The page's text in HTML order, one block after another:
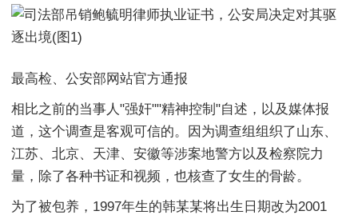
最高检、公安部网站官方通报
相比之前的当事人"强奸""精神控制"自述，以及媒体报
道，这个调查是客观可信的。因为调查组组织了山东、
江苏、北京、天津、安徽等涉案地警方以及检察院力
量，除了各种书证和视频，也核查了女生的骨龄。
为了被包养，1997年生的韩某某将出生日期改为2001